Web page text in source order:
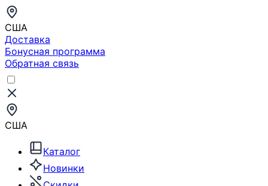
США
Доставка
Бонусная программа
Обратная связь
США
Каталог
Новинки